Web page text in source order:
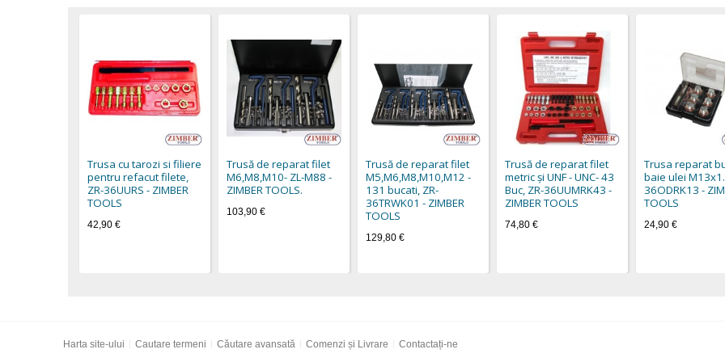
Trusa cu tarozi si filiere
pentru refacut filete,
ZR-36UURS - ZIMBER
TOOLS
42,90 €
Trusă de reparat filet
M6,M8,M10- ZL-M88 -
ZIMBER TOOLS.
103,90 €
Trusă de reparat filet
M5,M6,M8,M10,M12 -
131 bucati, ZR-
36TRWK01 - ZIMBER
TOOLS
129,80 €
Trusă de reparat filet
metric și UNF - UNC- 43
Buc, ZR-36UUMRK43 -
ZIMBER TOOLS
74,80 €
Trusa reparat
baie ulei
36ODRK13 -
TOOLS
24,90 €
Harta site-ului Cautare termeni Căutare avansată Comenzi și Livrare Contactați-ne